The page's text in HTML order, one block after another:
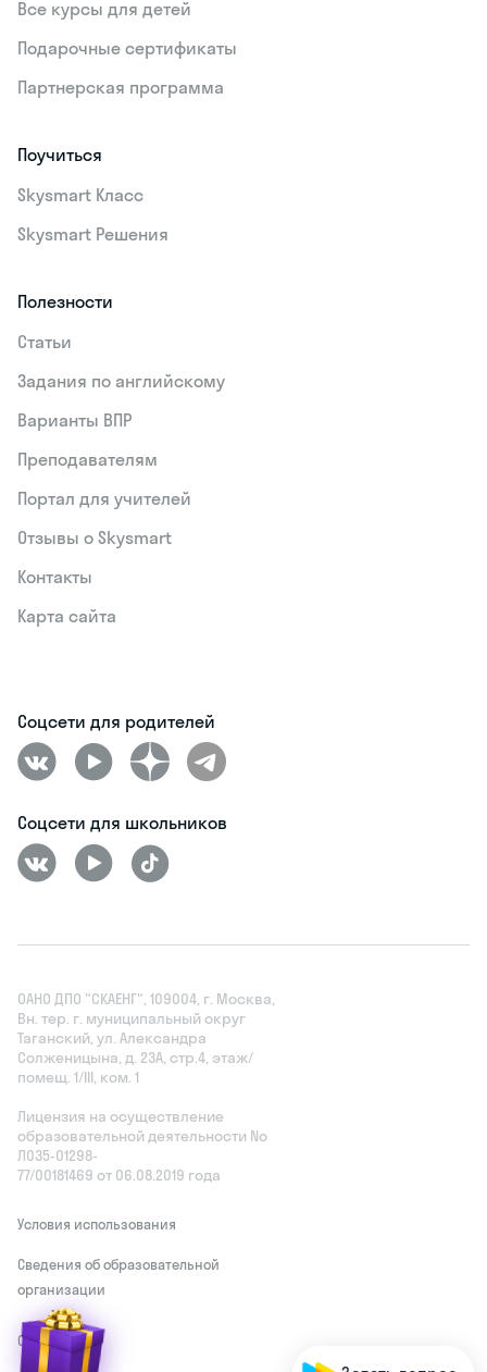
Все курсы для детей
Подарочные сертификаты
Партнерская программа
Поучиться
Skysmart Класс
Skysmart Решения
Полезности
Статьи
Задания по английскому
Варианты ВПР
Преподавателям
Портал для учителей
Отзывы о Skysmart
Контакты
Карта сайта
Соцсети для родителей
Соцсети для школьников
ОАНО ДПО "СКАЕНГ", 109004, г. Москва,
Вн. тер. г. муниципальный округ
Таганский, ул. Александра
Солженицына, д. 23А, стр.4, этаж/
помещ. 1/III, ком. 1
Лицензия на осуществление
образовательной деятельности No
Л035‑01298-
77/00181469 от 06.08.2019 года
Условия использования
Сведения об образовательной
организации
Оферта